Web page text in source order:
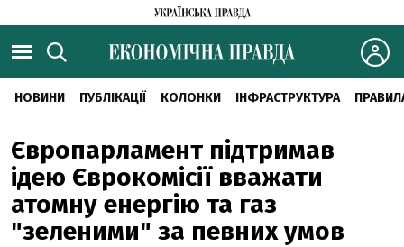
НОВИНИ ПУБЛІКАЦІЇ КОЛОНКИ ІНФРАСТРУКТУРА
Європарламент підтримав
ідею Єврокомісії вважати
атомну енергію та газ
"зеленими" за певних умов